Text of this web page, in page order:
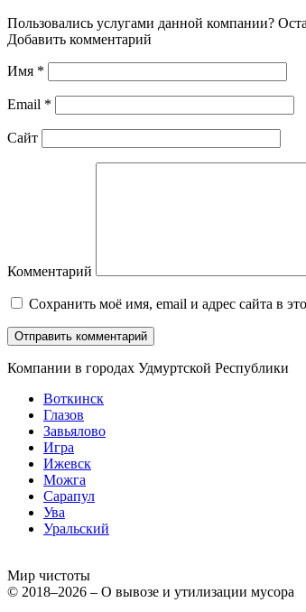
Пользовались услугами данной компании?
Добавить комментарий
Имя *
Email *
Сайт
Комментарий
Сохранить моё имя, email и адрес сайта в
Компании в городах Удмуртской Республики
Воткинск
Глазов
Завьялово
Игра
Ижевск
Можга
Сарапул
Ува
Уральский
Мир чистоты
© 2018–2026 – О вывозе и утилизации мусора